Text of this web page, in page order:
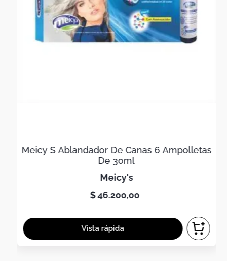
Meicy S Ablandador De Canas 6 Ampolletas
De 30ml
meicy's
$46.200,00